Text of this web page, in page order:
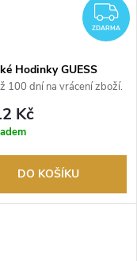
ZDARMA
Hodinky GUESS
100 dní na vrácení zboží.
prodejce.
Kč
DO KOŠÍKU